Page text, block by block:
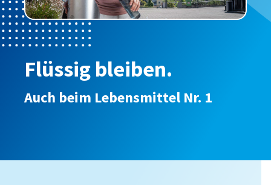
Flüssig bleiben.
Auch beim Lebensmittel Nr. 1